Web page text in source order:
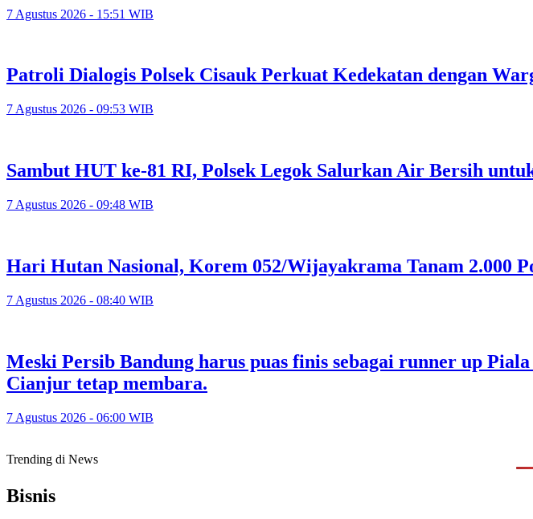
7 Agustus 2026 - 15:51 WIB
Patroli Dialogis Polsek Cisauk Perkuat Kedekatan dengan
7 Agustus 2026 - 09:53 WIB
Sambut HUT ke-81 RI, Polsek Legok Salurkan Air Bersih
7 Agustus 2026 - 09:48 WIB
Hari Hutan Nasional, Korem 052/Wijayakrama Tanam 2.000
7 Agustus 2026 - 08:40 WIB
Meski Persib Bandung harus puas finis sebagai runner up
Cianjur tetap membara.
7 Agustus 2026 - 06:00 WIB
Trending di News
Bisnis